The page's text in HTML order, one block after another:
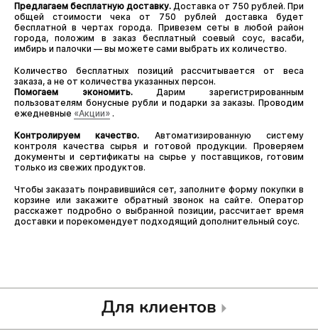
Предлагаем бесплатную доставку. Доставка от 750 рублей. При
общей стоимости чека от 750 рублей доставка будет
бесплатной в чертах города. Привезем сеты в любой район
города, положим в заказ бесплатный соевый соус, васаби,
имбирь и палочки — вы можете сами выбрать их количество.
Количество бесплатных позиций рассчитывается от веса
заказа, а не от количества указанных персон.
Помогаем экономить.Дарим зарегистрированным
пользователям бонусные рубли и подарки за заказы. Проводим
ежедневные «Акции» .
Контролируем качество. Автоматизированную систему
контроля качества сырья и готовой продукции. Проверяем
документы и сертификаты на сырье у поставщиков, готовим
только из свежих продуктов.
Чтобы заказать понравившийся сет, заполните форму покупки в
корзине или закажите обратный звонок на сайте. Оператор
расскажет подробно о выбранной позиции, рассчитает время
доставки и порекомендует подходящий дополнительный соус.
Для клиентов